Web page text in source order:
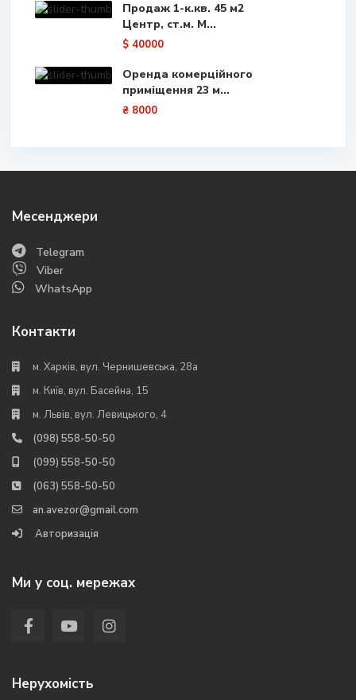
Продаж 1-к.кв. 45 м2
Центр, ст.м. М...
$ 40000
Оренда комерційного
приміщення 23 м...
₴ 8000
Месенджери
Telegram
Viber
WhatsApp
Контакти
м. Харків, вул. Чернишевська, 28а
м. Київ, вул. Басейна, 15
м. Львів, вул. Левицького, 4
(098) 558-50-50
(099) 558-50-50
(063) 558-50-50
an.avezor@gmail.com
Авторизація
Ми у соц. мережах
Нерухомість